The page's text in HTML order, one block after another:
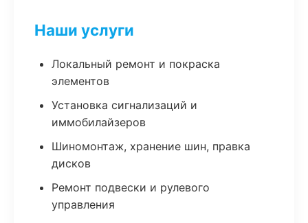
Наши услуги
Локальный ремонт и покраска
элементов
Установка сигнализаций и
иммобилайзеров
Шиномонтаж, хранение шин, правка
дисков
Ремонт подвески и рулевого
управления